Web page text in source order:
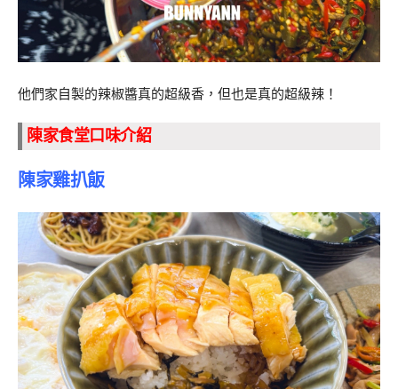
他們家自製的辣椒醬真的超級香，但也是真的超級辣！
陳家食堂口味介紹
陳家雞扒飯